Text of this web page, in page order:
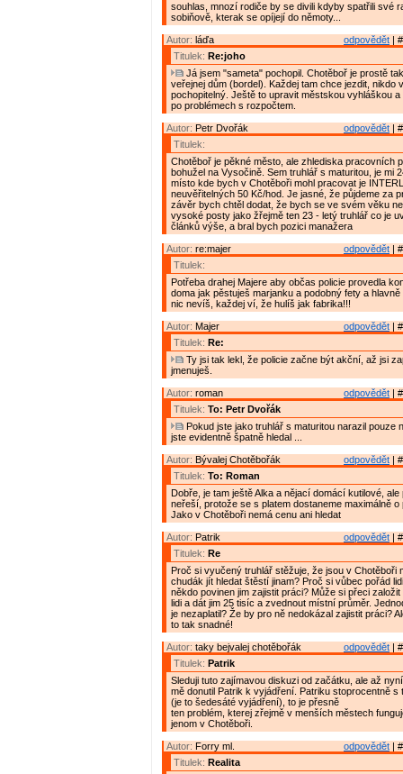
souhlas, mnozí rodiče by se divili kdyby spatřili své
sobiňově, kterak se opíjejí do němoty...
odpovědět |
Autor: láďa
Titulek: Re:joho
Já jsem "sameta" pochopil. Chotěboř je prostě
veřejnej dům (bordel). Každej tam chce jezdit, nikdo
pochopitelný. Ještě to upravit městskou vyhláškou a
po problémech s rozpočtem.
odpovědět |
Autor: Petr Dvořák
Titulek:
Chotěboř je pěkné město, ale zhlediska pracovních
bohužel na Vysočině. Sem truhlář s maturitou, je mi
místo kde bych v Chotěboři mohl pracovat je
neuvěřitelných 50 Kč/hod. Je jasné, že půjdeme za
závěr bych chtěl dodat, že bych se ve svém věku
vysoké posty jako žřejmě ten 23 - letý truhlář co je
článků výše, a bral bych pozici manažera
odpovědět |
Autor: re:majer
Titulek:
Potřeba drahej Majere aby občas policie provedla
doma jak pěstuješ marjanku a podobný fety a hlavně
nic nevíš, každej ví, že hulíš jak fabrika!!!
odpovědět |
Autor: Majer
Titulek: Re:
Ty jsi tak lekl, že policie začne být akční, až jsi
jmenuješ.
odpovědět |
Autor: roman
Titulek: To: Petr Dvořák
Pokud jste jako truhlář s maturitou narazil pouze
jste evidentně špatně hledal ...
odpovědět |
Autor: Bývalej Chotěbořák
Titulek: To: Roman
Dobře, je tam ještě Alka a nějací domácí kutilové, ale
neřeší, protože se s platem dostaneme maximálně
Jako v Chotěboři nemá cenu ani hledat
odpovědět |
Autor: Patrik
Titulek: Re
Proč si vyučený truhlář stěžuje, že jsou v Chotěboři
chudák jít hledat štěstí jinam? Proč si vůbec pořád
někdo povinen jim zajistit práci? Může si přeci
lidi a dát jim 25 tisíc a zvednout místní průměr.
je nezaplatil? Že by pro ně nedokázal zajistit práci?
to tak snadné!
odpovědět |
Autor: taky bejvalej chotěbořák
Titulek: Patrik
Sleduji tuto zajímavou diskuzi od začátku, ale až nyní
mě donutil Patrik k vyjádření. Patriku stoprocentně s
(je to šedesáté vyjádření), to je přesně
ten problém, kterej zřejmě v menších městech
jenom v Chotěboři.
odpovědět |
Autor: Forry ml.
Titulek: Realita